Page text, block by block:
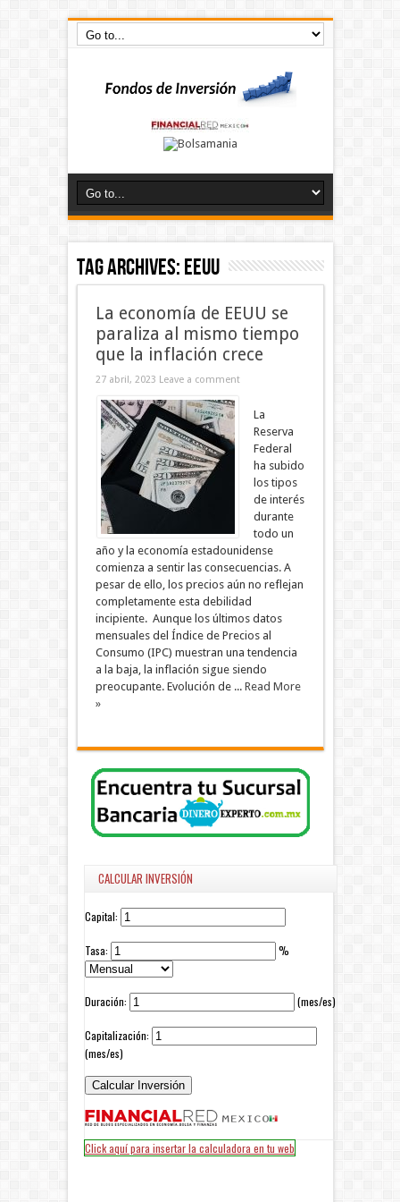
Tag Archives:EEUU
La economía de EEUU se
paraliza al mismo tiempo
que la inflación crece
27 abril, 2023 Leave a comment
La
Reserva
Federal
ha subido
los tipos
de interés
durante
todo un
año y la economía estadounidense
comienza a sentir las consecuencias. A
pesar de ello, los precios aún no reflejan
completamente esta debilidad
incipiente. Aunque los últimos datos
mensuales del Índice de Precios al
Consumo (IPC) muestran una tendencia
a la baja, la inflación sigue siendo
preocupante. Evolución de ... Read More
»